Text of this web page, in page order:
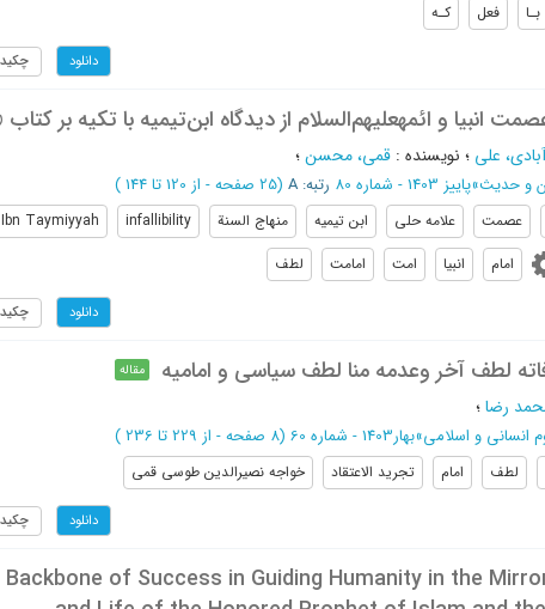
بـا فعل کـه
دانلود
انبیا و ائمهعلیهم‌السلام از دیدگاه ابن‌تیمیه با تکیه بر کتاب
علی ؛ نویسنده : قمی، محسن؛
و حدیث»پاییز 1403 - شماره 80 رتبه: A (‎25 صفحه - از 120 تا 144 )
عصمت علامه حلی ابن تیمیه منهاج السنة infallibility
Ibn Taymiyyah
امام انبیا امت امامت لطف
دانلود
لطف آخر وعدمه منا لطف سیاسی و امامیه مقاله
رضا؛
انسانی و اسلامی»بهار1403 - شماره 60 (‎8 صفحه - از 229 تا 236 )
لطف امام تجرید الاعتقاد خواجه نصیرالدین طوسی قمی
دانلود
of Success in Guiding Humanity in the